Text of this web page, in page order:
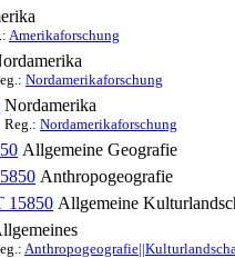
Amerikaforschung
Nordamerikaforschung
Nordamerika
Reg.: Nordamerikaforschung
Allgemeine Geografie
Anthropogeografie
15850 Allgemeine